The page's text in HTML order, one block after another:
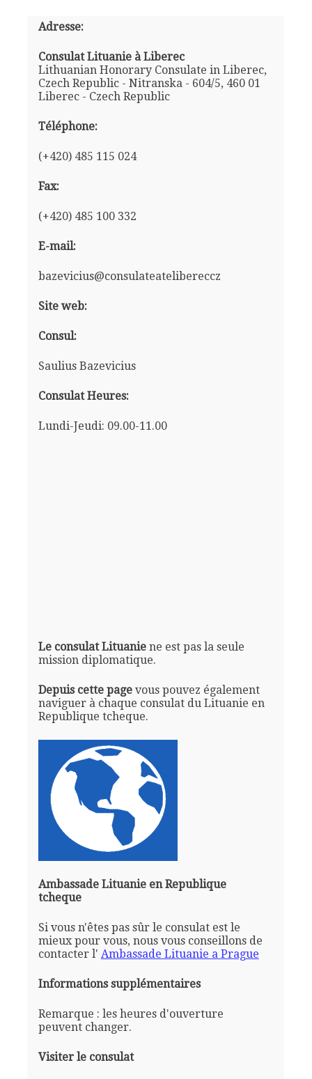
Adresse:
Consulat Lituanie à Liberec
Lithuanian Honorary Consulate in Liberec,
Czech Republic - Nitranska - 604/5, 460 01
Liberec - Czech Republic
Téléphone:
(+420) 485 115 024
Fax:
(+420) 485 100 332
E-mail:
bazevicius@consulateatelibereccz
Site web:
Consul:
Saulius Bazevicius
Consulat Heures:
Lundi-Jeudi: 09.00-11.00
Le consulat Lituaniene est pas la seule
mission diplomatique.
Depuis cette pagevous pouvez également
naviguer à chaque consulat du Lituanie en
Republique tcheque.
Ambassade Lituanie en Republique
tcheque
Si vous n'êtes pas sûr le consulat est le
mieux pour vous, nous vous conseillons de
contacter l' Ambassade Lituanie a Prague
Informations supplémentaires
Remarque : les heures d'ouverture
peuvent changer.
Visiter le consulat